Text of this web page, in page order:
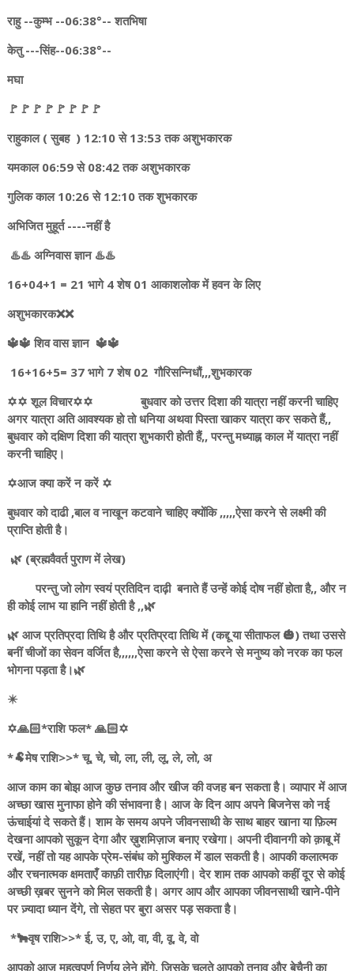
राहु --कुम्भ --06:38°-- शतभिषा
केतु ---सिंह--06:38°--
मघा
🚩🚩🚩🚩🚩🚩🚩🚩
राहुकाल ( सुबह ) 12:10 से 13:53 तक अशुभकारक
यमकाल 06:59 से 08:42 तक अशुभकारक
गुलिक काल 10:26 से 12:10 तक शुभकारक
अभिजित मुहूर्त ----नहीं है
♨️♨️ अग्निवास ज्ञान ♨️♨️
16+04+1 = 21 भागे 4 शेष 01 आकाशलोक में हवन के लिए
अशुभकारक❌❌
🔱🔱 शिव वास ज्ञान 🔱🔱
16+16+5= 37 भागे 7 शेष 02 गौरिसन्निधौं,,,शुभकारक
✡️✡️ शूल विचार✡️✡️ बुधवार को उत्तर दिशा की यात्रा नहीं करनी चाहिए
अगर यात्रा अति आवश्यक हो तो धनिया अथवा पिस्ता खाकर यात्रा कर सकते हैं,,
बुधवार को दक्षिण दिशा की यात्रा शुभकारी होती हैं,, परन्तु मध्याह्न काल में यात्रा नहीं
करनी चाहिए।
✡️आज क्या करें न करें ✡️
बुधवार को दाढी ,बाल व नाखून कटवाने चाहिए क्योंकि ,,,,,ऐसा करने से लक्ष्मी की
प्राप्ति होती है।
🌿 (ब्रह्मवैवर्त पुराण में लेख)
परन्तु जो लोग स्वयं प्रतिदिन दाढ़ी बनाते हैं उन्हें कोई दोष नहीं होता है,, और न
ही कोई लाभ या हानि नहीं होती है ,,🌿
🌿 आज प्रतिप्रदा तिथि है और प्रतिप्रदा तिथि में (कद्दू या सीताफल 🎃) तथा उससे
बनीं चीजों का सेवन वर्जित है,,,,,,ऐसा करने से ऐसा करने से मनुष्य को नरक का फल
भोगना पड़ता है।🌿
✴️
✡️🙏🏻*राशि फल* 🙏🏻✡️
*🐏मेष राशि>>* चू, चे, चो, ला, ली, लू, ले, लो, अ
आज काम का बोझ आज कुछ तनाव और खीज की वजह बन सकता है। व्यापार में आज
अच्छा खास मुनाफा होने की संभावना है। आज के दिन आप अपने बिजनेस को नई
ऊंचाईयां दे सकते हैं। शाम के समय अपने जीवनसाथी के साथ बाहर खाना या फ़िल्म
देखना आपको सुकून देगा और ख़ुशमिज़ाज बनाए रखेगा। अपनी दीवानगी को क़ाबू में
रखें, नहीं तो यह आपके प्रेम-संबंध को मुश्किल में डाल सकती है। आपकी कलात्मक
और रचनात्मक क्षमताएँ काफ़ी तारीफ़ दिलाएंगी। देर शाम तक आपको कहीं दूर से कोई
अच्छी ख़बर सुनने को मिल सकती है। अगर आप और आपका जीवनसाथी खाने-पीने
पर ज़्यादा ध्यान देंगे, तो सेहत पर बुरा असर पड़ सकता है।
*🐂वृष राशि>>* ई, उ, ए, ओ, वा, वी, वू, वे, वो
आपको आज महत्वपूर्ण निर्णय लेने होंगे, जिसके चलते आपको तनाव और बेचैनी का